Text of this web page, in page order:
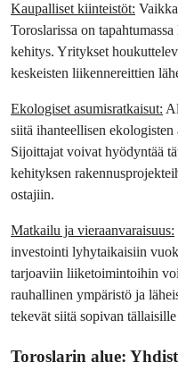
Kaupalliset kiinteistöt:
Toroslarissa on
kehitys. Yritykset
keskeisten liikennereittien
Ekologiset asumisratkaisut:
siitä ihanteellisen
Sijoittajat voivat hyödyntää
kehityksen
ostajiin.
Matkailu ja vieraanvaraisuus:
investointi lyhytaikaisiin
tarjoaviin liiketoimintoihin
rauhallinen ympäristö ja
tekevät siitä sopivan
Toroslarin alue: